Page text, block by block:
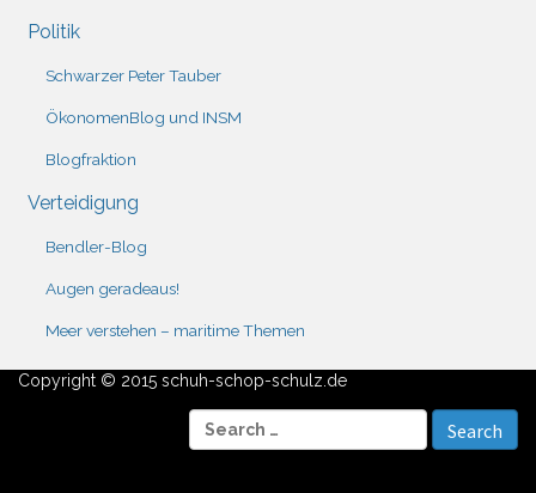
Politik
Schwarzer Peter Tauber
ÖkonomenBlog und INSM
Blogfraktion
Verteidigung
Bendler-Blog
Augen geradeaus!
Meer verstehen – maritime Themen
Copyright © 2015 schuh-schop-schulz.de
S